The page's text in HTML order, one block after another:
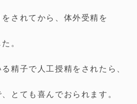
されてから、体外受精を
。
精子で人工授精をされたら、
とても喜んでおられます。